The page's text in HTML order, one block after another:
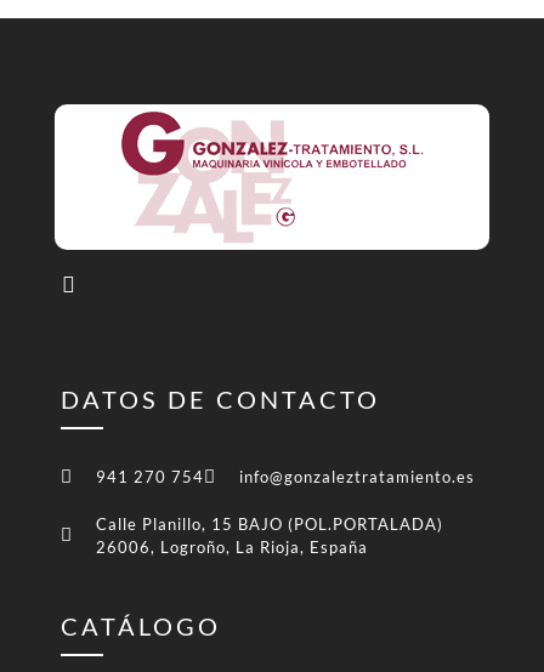
DATOS DE CONTACTO
941 270 754 info@gonzaleztratamiento.es
Calle Planillo, 15 BAJO (POL.PORTALADA)
26006, Logroño, La Rioja, España
CATÁLOGO